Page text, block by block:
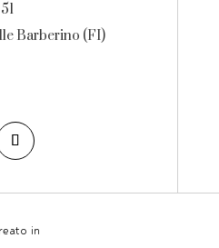
Barberino (FI)
in